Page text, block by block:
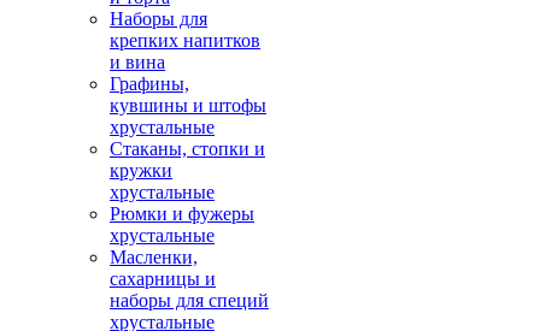
Наборы для
крепких напитков
и вина
Графины,
кувшины и штофы
хрустальные
Стаканы, стопки и
кружки
хрустальные
Рюмки и фужеры
хрустальные
Масленки,
сахарницы и
наборы для специй
хрустальные